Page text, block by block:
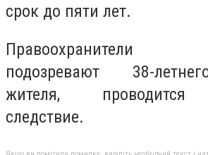
срок до пяти лет.
Правоохранители
подозревают 38-
жителя, проводится
следствие.